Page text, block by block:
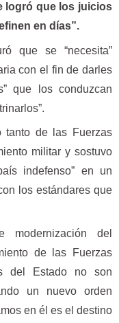
logró que los juicios
en días”.
que se “necesita”
con el fin de darles
que los conduzcan
tanto de las Fuerzas
militar y sostuvo
indefenso” en un
los estándares que
del
de las Fuerzas
del Estado no son
un nuevo orden
en él es el destino